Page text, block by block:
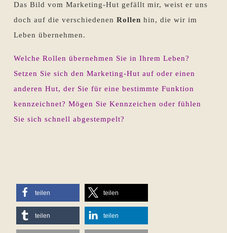
Das Bild vom Marketing-Hut gefällt mir, weist er uns
doch auf die verschiedenen Rollen hin, die wir im
Leben übernehmen.
Welche Rollen übernehmen Sie in Ihrem Leben?
Setzen Sie sich den Marketing-Hut auf oder einen
anderen Hut, der Sie für eine bestimmte Funktion
kennzeichnet? Mögen Sie Kennzeichen oder fühlen
Sie sich schnell abgestempelt?
teilen teilen
teilen teilen